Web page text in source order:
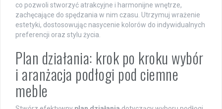
co pozwoli stworzyć atrakcyjne i harmonijne wnętrze,
zachęcające do spędzania w nim czasu. Utrzymuj wrażenie
estetyki, dostosowując nasycenie kolorów do indywidualnych
preferencji oraz stylu życia.
Plan działania: krok po kroku wybór
i aranżacja podłogi pod ciemne
meble